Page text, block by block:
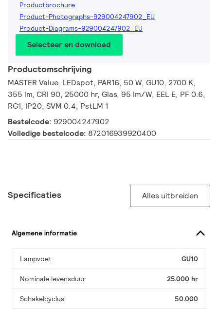
Productbrochure
Product-Photographs-929004247902_EU
Product-Diagrams-929004247902_EU
Selecteer en download
Productomschrijving
MASTER Value, LEDspot, PAR16, 50 W, GU10, 2700 K,
355 lm, CRI 90, 25000 hr, Glas, 95 lm/W, EEL E, PF 0.6,
RG1, IP20, SVM 0.4, PstLM 1
Bestelcode: 929004247902
Volledige bestelcode: 872016939920400
Specificaties Alles uitbreiden
Algemene informatie
Lampvoet GU10
Nominale levensduur 25.000 hr
Schakelcyclus 50.000